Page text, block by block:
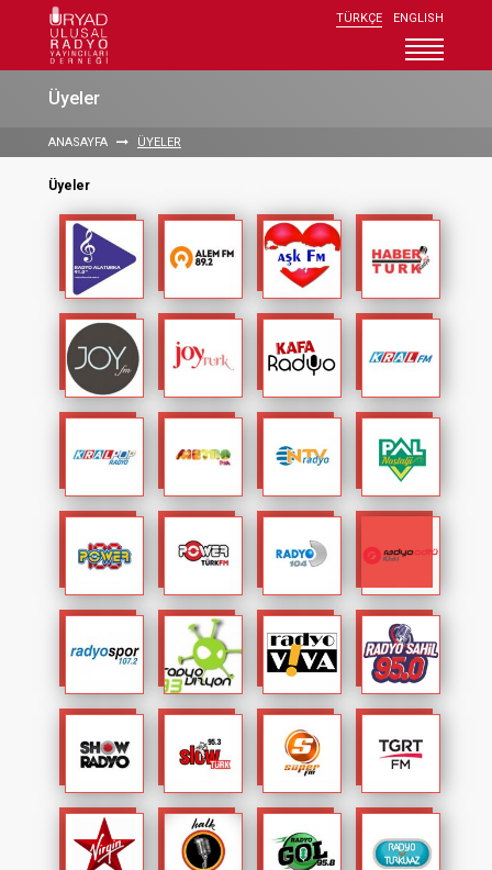
TÜRKÇE ENGLISH
Duyurular
Radyoyu Keşfedin
İletişim
Üyeler
ANASAYFA ÜYELER
Üyeler